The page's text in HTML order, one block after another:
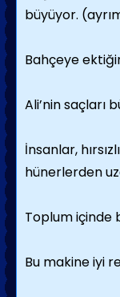
büyüyor.
Bahçeye
Ali’nin saçları
İnsanlar,
hünerlerden
Toplum içinde
Bu makine iyi